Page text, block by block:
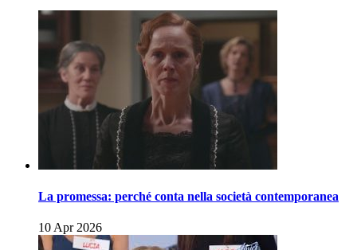
La promessa: perché conta nella società contemporanea
10 Apr 2026